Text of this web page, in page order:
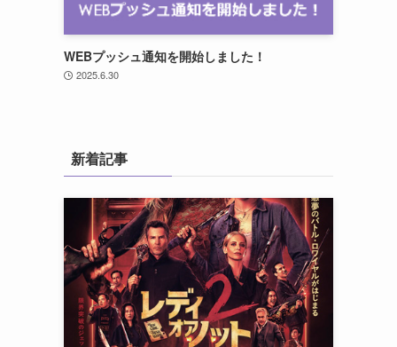
WEBプッシュ通知を開始しました！
2025.6.30
新着記事